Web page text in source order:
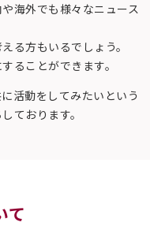
海外でも様々なニュース
る方もいるでしょう。
ることができます。
活動をしてみたいという
ております。
て